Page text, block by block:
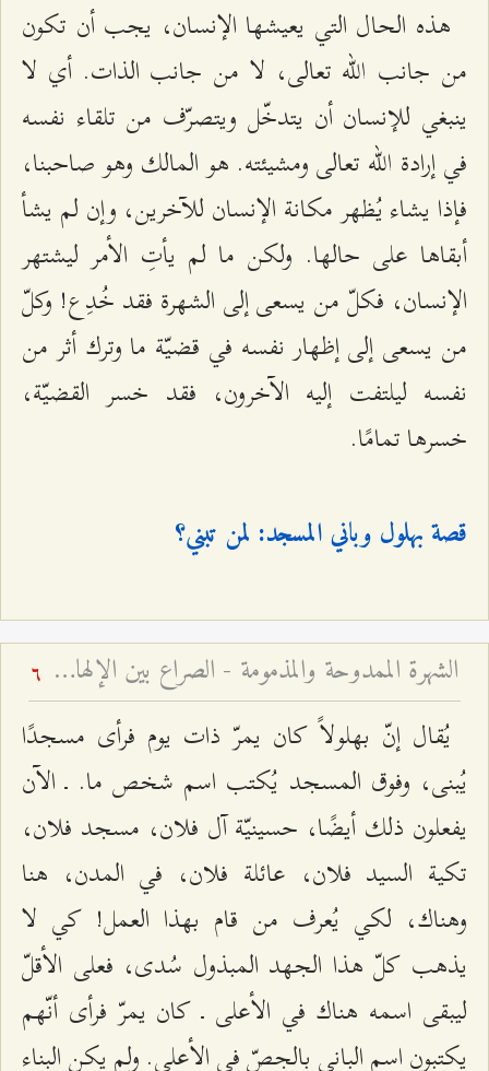
هذه الحال التي يعيشها الإنسان، يجب أن تكون
من جانب الله تعالى، لا من جانب الذات. أي لا
ينبغي للإنسان أن يتدخّل ويتصرّف من تلقاء نفسه
في إرادة الله تعالى ومشيئته. هو المالك وهو صاحبنا،
فإذا يشاء يُظهر مكانة الإنسان للآخرين، وإن لم يشأ
أبقاها على حالها. ولكن ما لم يأتِ الأمر ليشتهر
الإنسان، فكلّ من يسعى إلى الشهرة فقد خُدِع! وكلّ
من يسعى إلى إظهار نفسه في قضيّة ما وترك أثر من
نفسه ليلتفت إليه الآخرون، فقد خسر القضيّة،
خسرها تمامًا.
قصة بهلول وباني المسجد: لمن تبني؟
الشهرة الممدوحة والمذمومة - الصراع بين الإلهام الإلهي والوسوسة الشيطانية 6
يُقال إنّ بهلولاً كان يمرّ ذات يوم فرأى مسجدًا
يُبنى، وفوق المسجد يُكتب اسم شخص ما. ـ الآن
يفعلون ذلك أيضًا، حسينيّة آل فلان، مسجد فلان،
تكية السيد فلان، عائلة فلان، في المدن، هنا
وهناك، لكي يُعرف من قام بهذا العمل! كي لا
يذهب كلّ هذا الجهد المبذول سُدى، فعلى الأقلّ
ليبقى اسمه هناك في الأعلى ـ كان يمرّ فرأى أنّهم
يكتبون اسم الباني بالجصّ في الأعلى. ولم يكن البناء